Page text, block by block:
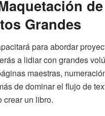
de
Grandes
para abordar
a lidiar con grandes
maestras,
de dominar el flujo de
crear un libro.